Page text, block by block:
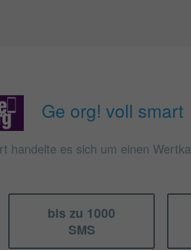
Ge org! voll smart
handelte es sich um einen
bis zu 1000
SMS